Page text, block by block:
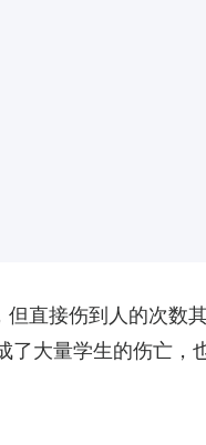
直接伤到人的次数
大量学生的伤亡，